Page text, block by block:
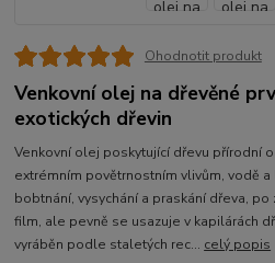
Ohodnotit produkt
Venkovní olej na dřevěné
exotických dřevin
Venkovní olej poskytující dřevu přírodní
extrémním povětrnostním vlivům, vodě a
bobtnání, vysychání a praskání dřeva,
film, ale pevně se usazuje v kapilárách
vyráběn podle staletých rec... celý popis